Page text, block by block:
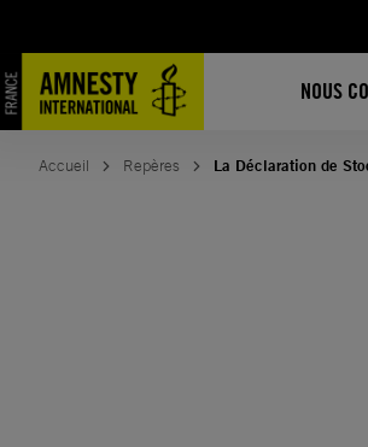
NOUS
contenu
Accueil Repères La Déclaration de